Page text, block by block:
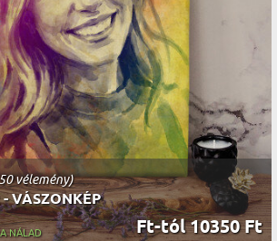
APÓSÉKNAK
AZ
vélemény)
VÁSZONKÉP
Ft-tól 10350 Ft
NÁLAD